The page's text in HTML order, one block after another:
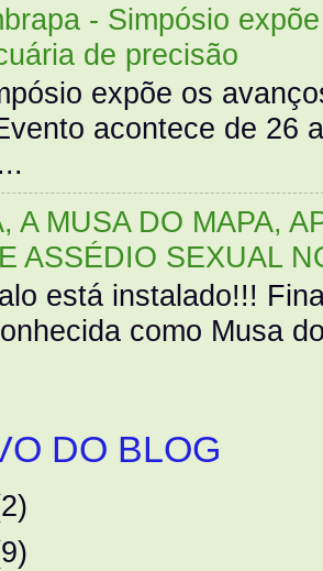
- Simpósio
de precisão
expõe os
acontece de 26
A MUSA DO MAPA,
ASSÉDIO SEXUAL
está instalado!!!
como Musa
DO BLOG